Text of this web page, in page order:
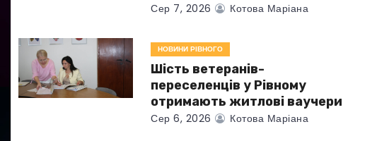
в
Сер 7, 2026 Котова Маріана
НОВИНИ РІВНОГО
Шість ветеранів-
переселенців у Рівному
отримають житлові ваучери
Сер 6, 2026 Котова Маріана